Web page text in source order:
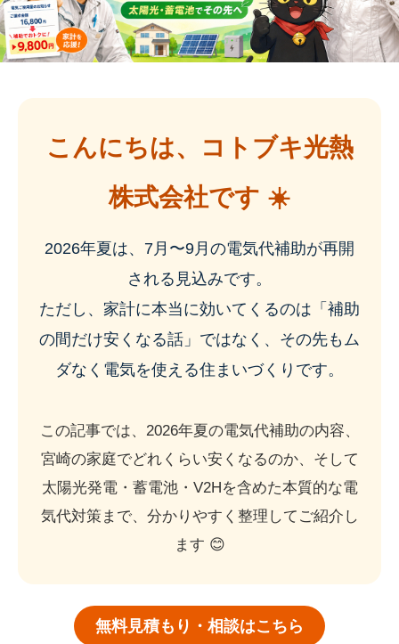
こんにちは、コトブキ光熱
株式会社です ☀️
2026年夏は、7月〜9月の電気代補助が再開
される見込みです。
ただし、家計に本当に効いてくるのは「補助
の間だけ安くなる話」ではなく、その先もム
ダなく電気を使える住まいづくりです。
この記事では、2026年夏の電気代補助の内容、
宮崎の家庭でどれくらい安くなるのか、そして
太陽光発電・蓄電池・V2Hを含めた本質的な電
気代対策まで、分かりやすく整理してご紹介し
ます 😊
無料見積もり・相談はこちら